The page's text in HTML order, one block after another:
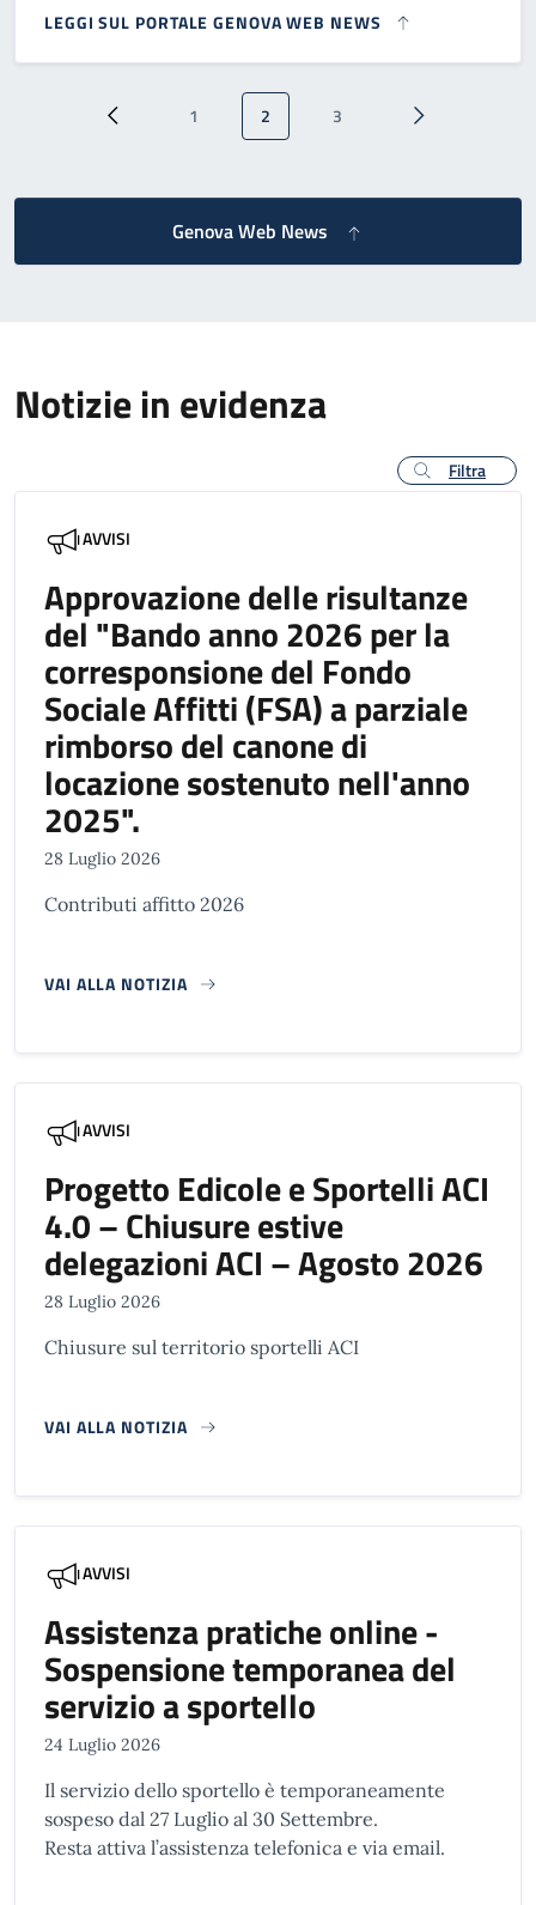
LEGGI SUL PORTALE GENOVA WEB NEWS
Paginazione
Pagina precedente
Pagina
1 Pagina attuale
2 Pagina
3 Pagina
Genova Web News
Notizie in evidenza
Filtra
AVVISI
Approvazione delle risultanze
del "Bando anno 2026 per la
corresponsione del Fondo
Sociale Affitti (FSA) a parziale
rimborso del canone di
locazione sostenuto nell'anno
2025".
28 Luglio 2026
Contributi affitto 2026
VAI ALLA NOTIZIA
AVVISI
Progetto Edicole e Sportelli ACI
4.0 – Chiusure estive
delegazioni ACI – Agosto 2026
28 Luglio 2026
Chiusure sul territorio sportelli ACI
VAI ALLA NOTIZIA
AVVISI
Assistenza pratiche online -
Sospensione temporanea del
servizio a sportello
24 Luglio 2026
Il servizio dello sportello è temporaneamente
sospeso dal 27 Luglio al 30 Settembre.
Resta attiva l’assistenza telefonica e via email.